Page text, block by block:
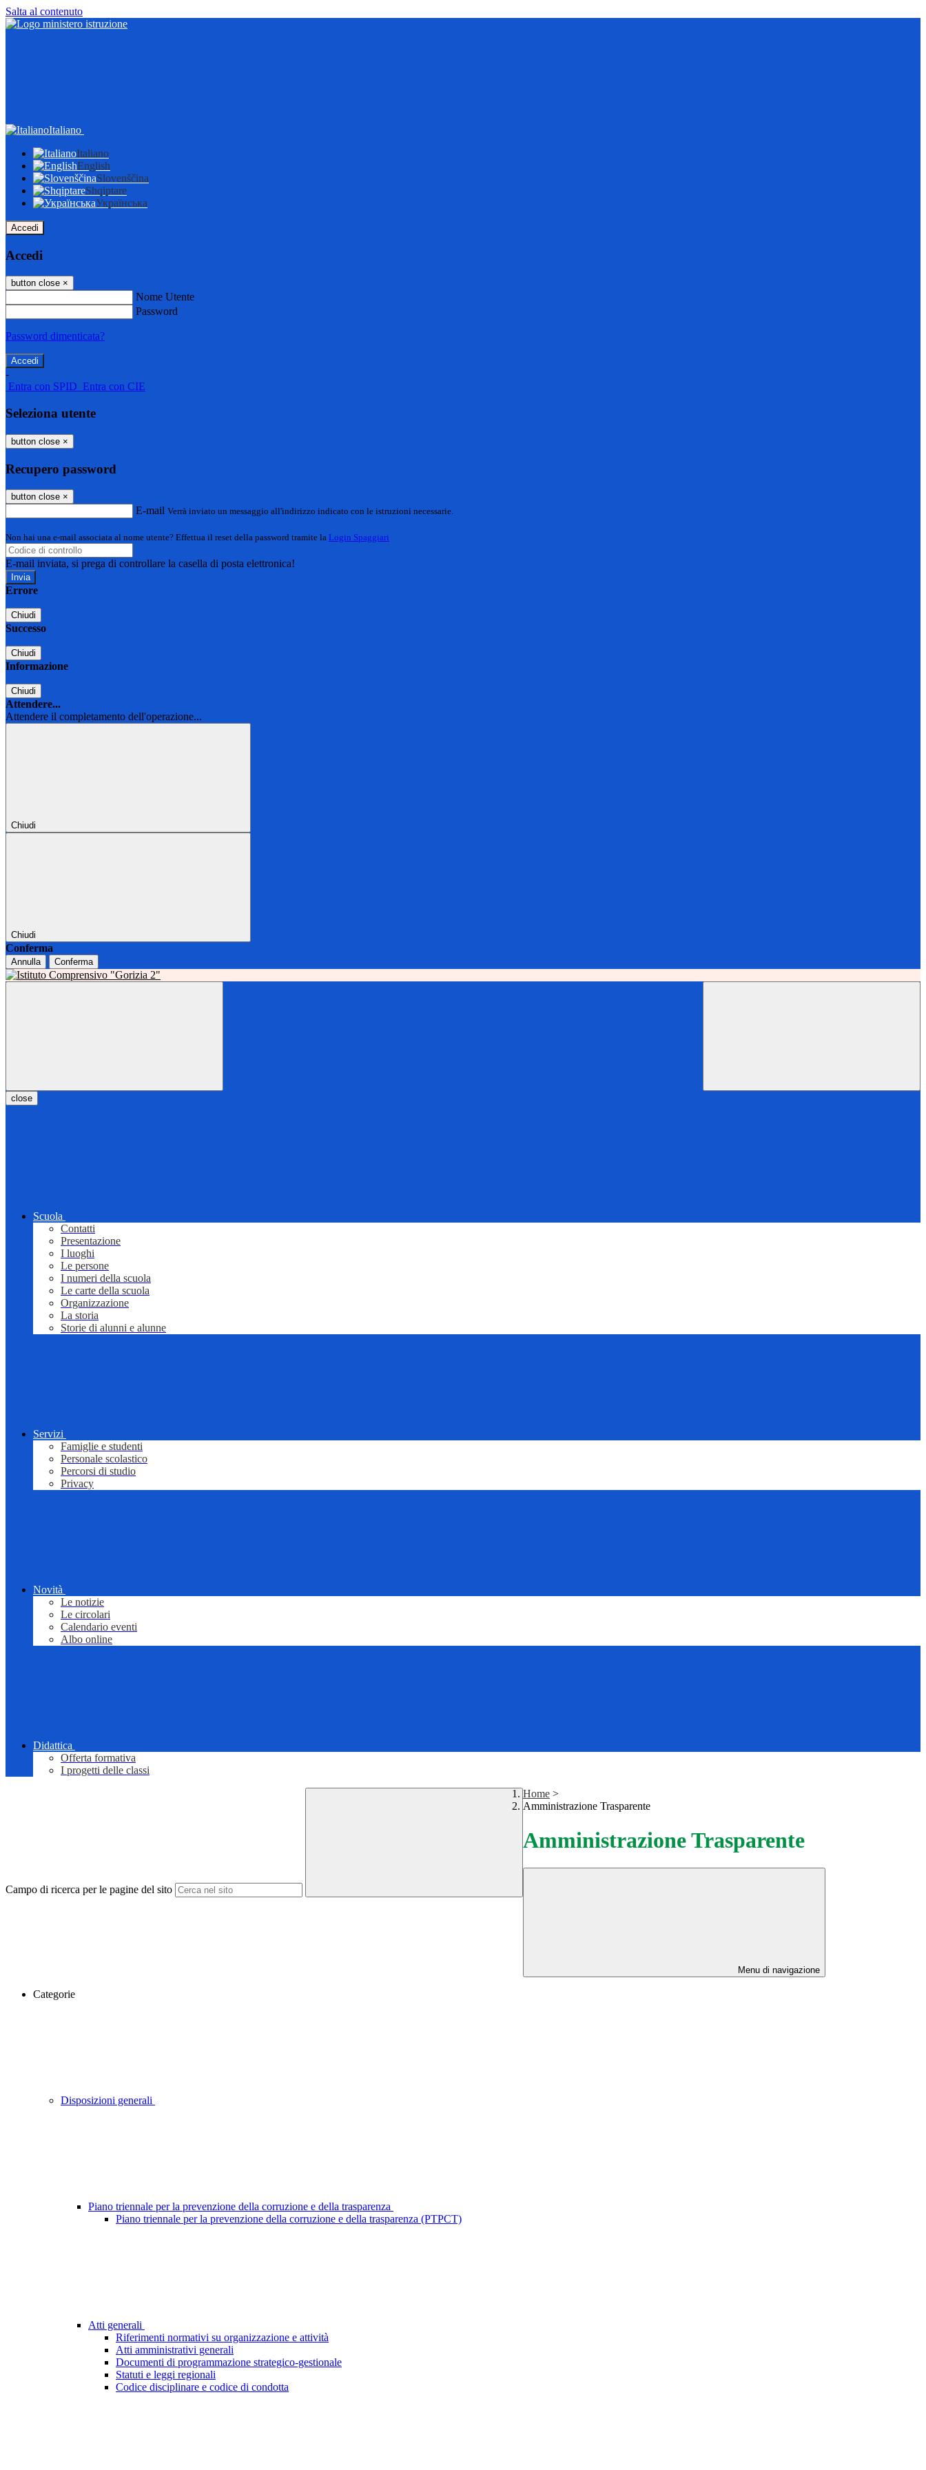
Salta al contenuto
Italiano
Italiano
English
Slovenščina
Shqiptare
Українська
Accedi
Accedi
button close ×
Nome Utente
Password
Password dimenticata?
-
Entra con SPID Entra con CIE
Seleziona utente
button close ×
Recupero password
button close ×
E-mail Verrà inviato un messaggio all'indirizzo indicato con le istruzioni necessarie.
Non hai una e-mail associata al nome utente? Effettua il reset della password tramite la Login Spaggiari
E-mail inviata, si prega di controllare la casella di posta elettronica!
Errore
Chiudi
Successo
Chiudi
Informazione
Chiudi
Attendere...
Attendere il completamento dell'operazione...
Chiudi
Chiudi
Conferma
Annulla Conferma
close
Scuola
Contatti
Presentazione
I luoghi
Le persone
I numeri della scuola
Le carte della scuola
Organizzazione
La storia
Storie di alunni e alunne
Servizi
Famiglie e studenti
Personale scolastico
Percorsi di studio
Privacy
Novità
Le notizie
Le circolari
Calendario eventi
Albo online
Didattica
Offerta formativa
I progetti delle classi
Campo di ricerca per le pagine del sito
Home >
Amministrazione Trasparente
Amministrazione Trasparente
Menu di navigazione
Categorie
Disposizioni generali
Piano triennale per la prevenzione della corruzione e della trasparenza
Piano triennale per la prevenzione della corruzione e della trasparenza (PTPCT)
Atti generali
Riferimenti normativi su organizzazione e attività
Atti amministrativi generali
Documenti di programmazione strategico-gestionale
Statuti e leggi regionali
Codice disciplinare e codice di condotta